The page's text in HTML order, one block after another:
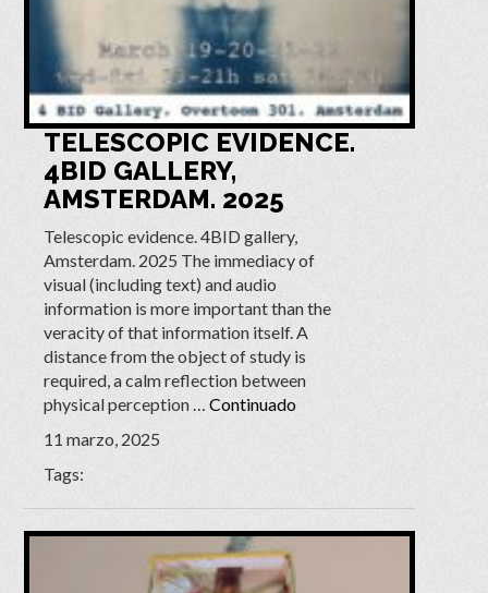
TELESCOPIC EVIDENCE.
4BID GALLERY,
AMSTERDAM. 2025
Telescopic evidence. 4BID gallery,
Amsterdam. 2025 The immediacy of
visual (including text) and audio
information is more important than the
veracity of that information itself. A
distance from the object of study is
required, a calm reflection between
physical perception …Continuado
11 marzo, 2025
Tags: